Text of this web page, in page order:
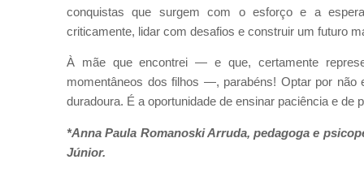
conquistas que surgem com o esforço e a
criticamente, lidar com desafios e construir um futuro
À mãe que encontrei — e que, certamente
momentâneos dos filhos —, parabéns! Optar por
duradoura. É a oportunidade de ensinar paciência e
*Anna Paula Romanoski Arruda, pedagoga e
Júnior.